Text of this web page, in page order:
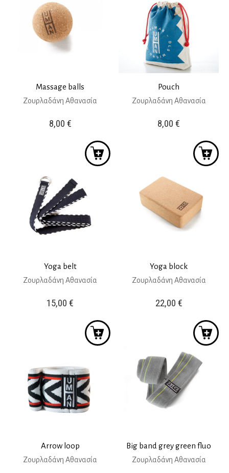
Massage balls
Ζουρλαδάνη Αθανασία
8,00 €
Pouch
Ζουρλαδάνη Αθανασία
8,00€
Yoga belt
Ζουρλαδάνη Αθανασία
15,00€
Yoga block
Ζουρλαδάνη Αθανασία
22,00 €
Arrow loop
Ζουρλαδάνη Αθανασία
Big band grey green fluo
Ζουρλαδάνη Αθανασία